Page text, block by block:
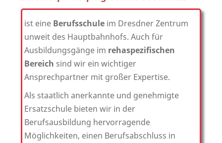
ist eine Berufsschule im Dresdner Zentrum
unweit des Hauptbahnhofs. Auch für
Ausbildungsgänge im rehaspezifischen
Bereich sind wir ein wichtiger
Ansprechpartner mit großer Expertise.
Als staatlich anerkannte und genehmigte
Ersatzschule bieten wir in der
Berufsausbildung hervorragende
Möglichkeiten, einen Berufsabschluss in